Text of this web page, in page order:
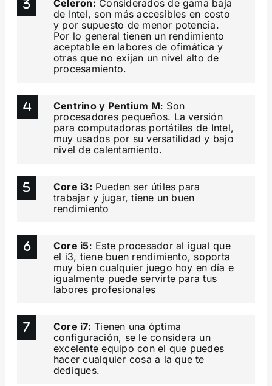
Celeron: Considerados de gama baja
de Intel, son más accesibles en costo
y por supuesto de menor potencia.
Por lo general tienen un rendimiento
aceptable en labores de ofimática y
otras que no exijan un nivel alto de
procesamiento.
Centrino y Pentium M: Son
procesadores pequeños. La versión
para computadoras portátiles de Intel,
muy usados por su versatilidad y bajo
nivel de calentamiento.
Core i3: Pueden ser útiles para
trabajar y jugar, tiene un buen
rendimiento
Core i5: Este procesador al igual que
el i3, tiene buen rendimiento, soporta
muy bien cualquier juego hoy en día e
igualmente puede servirte para tus
labores profesionales
Core i7: Tienen una óptima
configuración, se le considera un
excelente equipo con el que puedes
hacer cualquier cosa a la que te
dediques.